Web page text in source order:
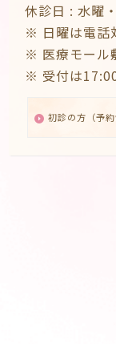
休診日 : 水曜
※ 日曜は電話
※ 医療モール
※ 受付は
初診の方（予約